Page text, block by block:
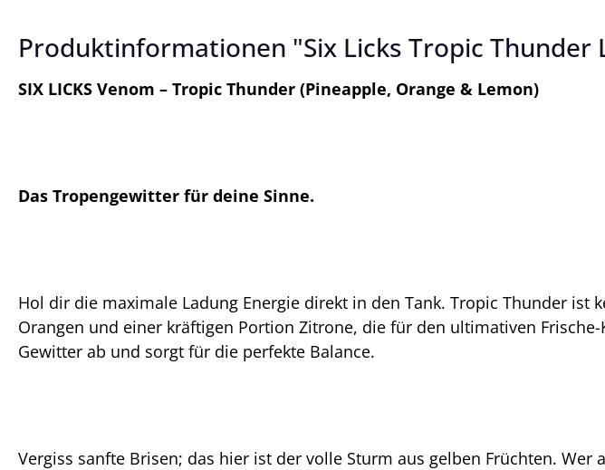
Produktinformationen "Six Licks Tropic Thunder
SIX LICKS Venom – Tropic Thunder (Pineapple, Orange & Lemon)
Das Tropengewitter für deine Sinne.
Hol dir die maximale Ladung Energie direkt in den Tank. Tropic Thunder
Orangen und einer kräftigen Portion Zitrone, die für den ultimativen
Gewitter ab und sorgt für die perfekte Balance.
Vergiss sanfte Brisen; das hier ist der volle Sturm aus gelben Früchten.